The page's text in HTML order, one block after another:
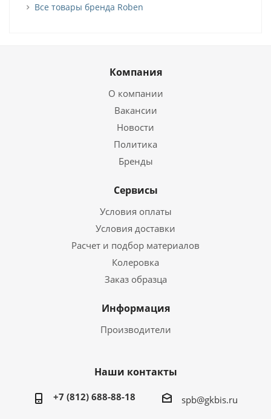
Все товары бренда Roben
Компания
О компании
Вакансии
Новости
Политика
Бренды
Сервисы
Условия оплаты
Условия доставки
Расчет и подбор материалов
Колеровка
Заказ образца
Информация
Производители
Наши контакты
+7 (812) 688-88-18 spb@gkbis.ru